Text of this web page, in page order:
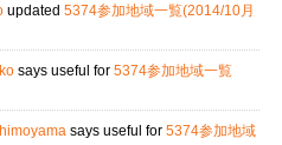
updated 5374参加地域一覧(2014/10月
says useful for 5374参加地域一覧
says useful for 5374参加地域